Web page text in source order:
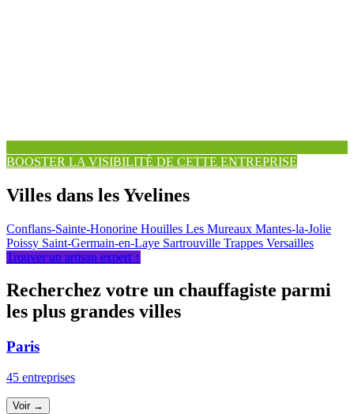
BOOSTER LA VISIBILITÉ DE CETTE ENTREPRISE
Villes dans les Yvelines
Conflans-Sainte-Honorine Houilles Les Mureaux Mantes-la-Jolie
Poissy Saint-Germain-en-Laye Sartrouville Trappes Versailles
Trouver un artisan expert ↑
Recherchez votre un chauffagiste parmi
les plus grandes villes
Paris
45 entreprises
Voir →